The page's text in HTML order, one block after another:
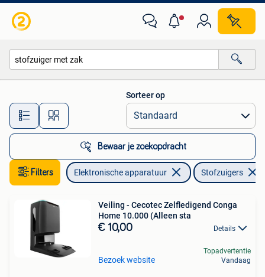
Alle afstanden…
Sorteer op
Bewaar je zoekopdracht
Filters Elektronische apparatuur Stofzuigers
Veiling - Cecotec Zelfledigend Conga
Home 10.000 (Alleen sta
€ 10,00 Details
Bezoek website
Topadvertentie
Vandaag